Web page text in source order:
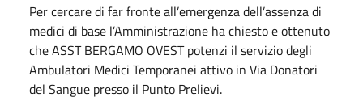
Per cercare di far fronte all’emergenza dell’assenza di
medici di base l’Amministrazione ha chiesto e ottenuto
che ASST BERGAMO OVEST potenzi il servizio degli
Ambulatori Medici Temporanei attivo in Via Donatori
del Sangue presso il Punto Prelievi.